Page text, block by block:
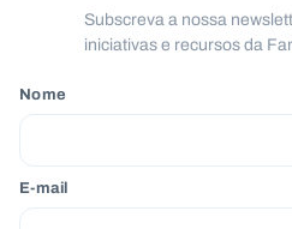
Subscreva a nossa
iniciativas e recursos da
Nome
E-mail